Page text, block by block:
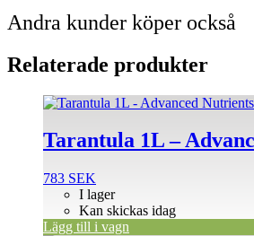
Andra kunder köper också
Relaterade produkter
Tarantula 1L –
783 SEK
I lager
Kan skickas idag
Lägg till i vagn